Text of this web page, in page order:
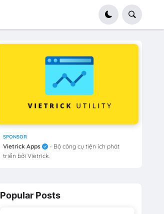
SPONSOR
Vietrick Apps
- Bộ công cụ tiện ích phát
triển bởi Vietrick.
Popular Posts